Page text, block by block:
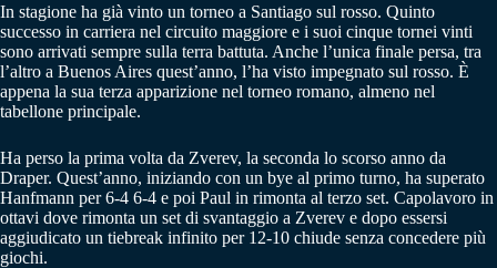
In stagione ha già vinto un torneo a Santiago sul rosso. Quinto
successo in carriera nel circuito maggiore e i suoi cinque tornei vinti
sono arrivati sempre sulla terra battuta. Anche l’unica finale persa, tra
l’altro a Buenos Aires quest’anno, l’ha visto impegnato sul rosso. È
appena la sua terza apparizione nel torneo romano, almeno nel
tabellone principale.
Ha perso la prima volta da Zverev, la seconda lo scorso anno da
Draper. Quest’anno, iniziando con un bye al primo turno, ha superato
Hanfmann per 6-4 6-4 e poi Paul in rimonta al terzo set. Capolavoro in
ottavi dove rimonta un set di svantaggio a Zverev e dopo essersi
aggiudicato un tiebreak infinito per 12-10 chiude senza concedere più
giochi.